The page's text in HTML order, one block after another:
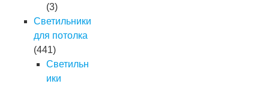
(3)
Светильники
для потолка
(441)
Светильн
ики